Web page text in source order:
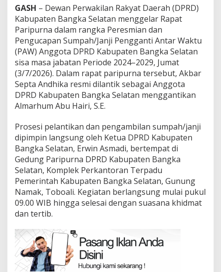
GASH – Dewan Perwakilan Rakyat Daerah (DPRD)
Kabupaten Bangka Selatan menggelar Rapat
Paripurna dalam rangka Peresmian dan
Pengucapan Sumpah/Janji Pengganti Antar Waktu
(PAW) Anggota DPRD Kabupaten Bangka Selatan
sisa masa jabatan Periode 2024–2029, Jumat
(3/7/2026). Dalam rapat paripurna tersebut, Akbar
Septa Andhika resmi dilantik sebagai Anggota
DPRD Kabupaten Bangka Selatan menggantikan
Almarhum Abu Hairi, S.E.
Prosesi pelantikan dan pengambilan sumpah/janji
dipimpin langsung oleh Ketua DPRD Kabupaten
Bangka Selatan, Erwin Asmadi, bertempat di
Gedung Paripurna DPRD Kabupaten Bangka
Selatan, Komplek Perkantoran Terpadu
Pemerintah Kabupaten Bangka Selatan, Gunung
Namak, Toboali. Kegiatan berlangsung mulai pukul
09.00 WIB hingga selesai dengan suasana khidmat
dan tertib.